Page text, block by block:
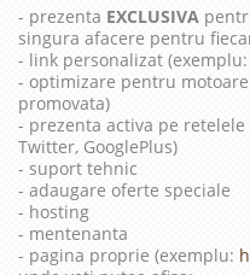
- prezenta EXCLUSIVA
singura afacere pentru
- link personalizat
- optimizare pentru
promovata)
- prezenta activa pe retelele
Twitter, GooglePlus)
- suport tehnic
- adaugare oferte speciale
- hosting
- mentenanta
- pagina proprie (exemplu: